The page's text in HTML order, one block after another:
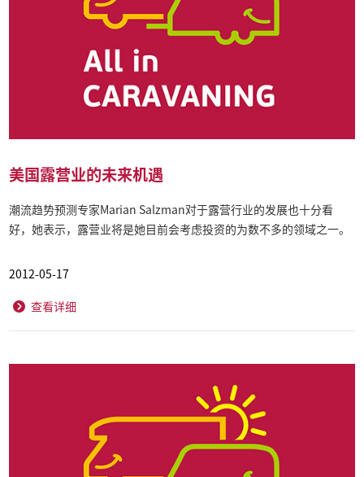
美国露营业的未来机遇
潮流趋势预测专家Marian Salzman对于露营行业的发展也十分看
好，她表示，露营业将是她目前会考虑投资的为数不多的领域之一。
2012-05-17
查看详细